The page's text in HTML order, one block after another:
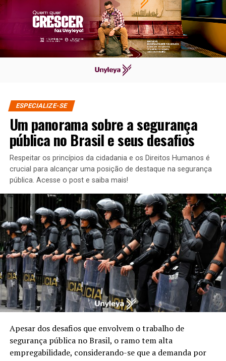
ESPECIALIZE-SE
Um panorama sobre a segurança
pública no Brasil e seus desafios
Respeitar os princípios da cidadania e os Direitos Humanos é
crucial para alcançar uma posição de destaque na segurança
pública. Acesse o post e saiba mais!
Apesar dos desafios que envolvem o trabalho de
segurança pública no Brasil, o ramo tem alta
empregabilidade, considerando-se que a demanda por